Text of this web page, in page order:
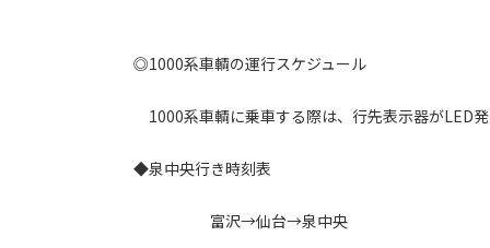
◎1000系車輌の運行スケジュール
1000系車輌に乗車する際は、行先表示器がLED
◆泉中央行き時刻表
富沢→仙台→泉中央